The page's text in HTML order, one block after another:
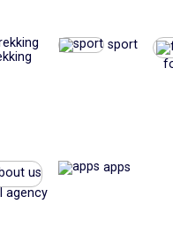
sport
agency
apps